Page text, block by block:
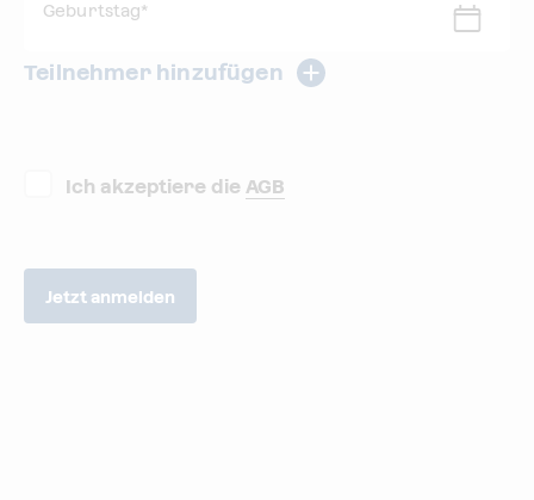
Geburtstag*
Teilnehmer hinzufügen
Ich akzeptiere die AGB